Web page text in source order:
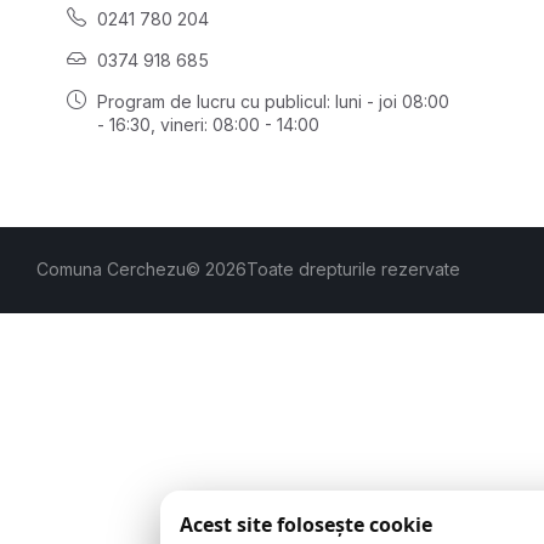
0241 780 204
0374 918 685
Program de lucru cu publicul: luni - joi 08:00
- 16:30 , vineri: 08:00 - 14:00
Comuna Cerchezu© 2026Toate drepturile rezervate
Acest site folosește cookie